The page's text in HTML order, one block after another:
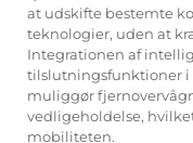
at udskifte bestemte
teknologier, uden at
Integrationen af
tilslutningsfunktioner i
muliggør
vedligeholdelse,
mobiliteten.